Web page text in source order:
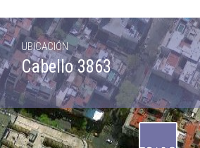
UBICACIÓN
Cabello 3863